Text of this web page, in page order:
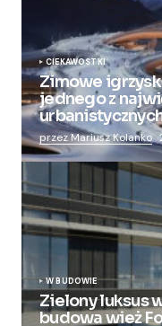
CIEKAWOSTKI
Zimowe
jednego z
przez Mariusz Kolanko
W BUDOWIE
Zielony luksus
budowa wież